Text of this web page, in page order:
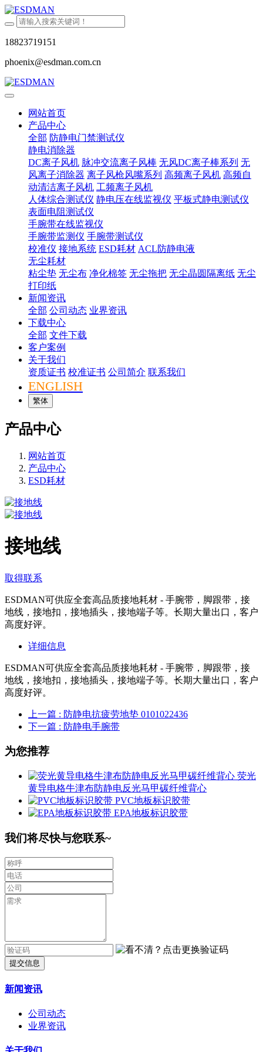
18823719151
phoenix@esdman.com.cn
网站首页
产品中心
全部 防静电门禁测试仪
静电消除器
DC离子风机 脉冲交流离子风棒 无风DC离子棒系列 无
风离子消除器 离子风枪风嘴系列 高频离子风机 高频自
动清洁离子风机 工频离子风机
人体综合测试仪 静电压在线监视仪 平板式静电测试仪
表面电阻测试仪
手腕带在线监视仪
手腕带监测仪 手腕带测试仪
校准仪 接地系统 ESD耗材 ACL防静电液
无尘耗材
粘尘垫 无尘布 净化棉签 无尘拖把 无尘晶圆隔离纸 无尘
打印纸
新闻资讯
全部 公司动态 业界资讯
下载中心
全部 文件下载
客户案例
关于我们
资质证书 校准证书 公司简介 联系我们
ENGLISH
繁体
产品中心
网站首页
产品中心
ESD耗材
接地线
取得联系
ESDMAN可供应全套高品质接地耗材 - 手腕带，脚跟带，接
地线，接地扣，接地插头，接地端子等。长期大量出口，客户
高度好评。
详细信息
ESDMAN可供应全套高品质接地耗材 - 手腕带，脚跟带，接
地线，接地扣，接地插头，接地端子等。长期大量出口，客户
高度好评。
上一篇 : 防静电抗疲劳地垫 0101022436
下一篇 : 防静电手腕带
为您推荐
荧光
黄导电格牛津布防静电反光马甲碳纤维背心
PVC地板标识胶带
EPA地板标识胶带
我们将尽快与您联系~
提交信息
新闻资讯
公司动态
业界资讯